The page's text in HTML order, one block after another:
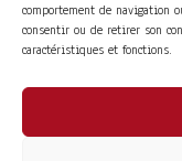
comportement de navigation
consentir ou de retirer son
caractéristiques et fonctions.